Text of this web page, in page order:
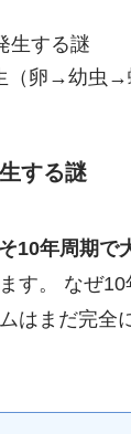
生する謎
（卵→幼虫→
する謎
10年周期で
す。 なぜ10
はまだ完全